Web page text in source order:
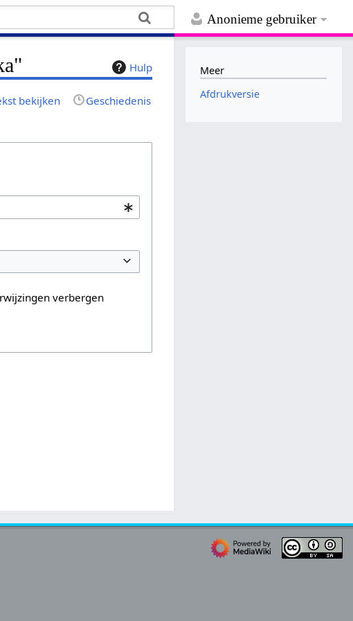
Anonieme gebruiker
Hulp
bekijken Geschiedenis
verbergen
Meer
Afdrukversie